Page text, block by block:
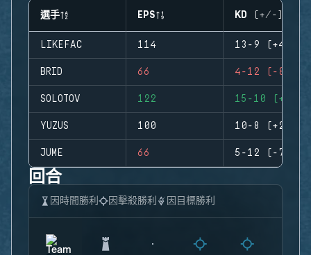
選手 EPS KD (+/-)
LIKEFAC 114 13-9 (+4)
BRID 66 4-12 (-8)
SOLOTOV 122 15-10 (+5)
YUZUS 100 10-8 (+2)
JUME 66 5-12 (-7)
回合
因時間勝利 因擊殺勝利 因目標勝利